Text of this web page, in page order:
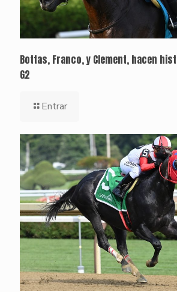
Bottas, Franco, y Clement, hacen
G2
Entrar